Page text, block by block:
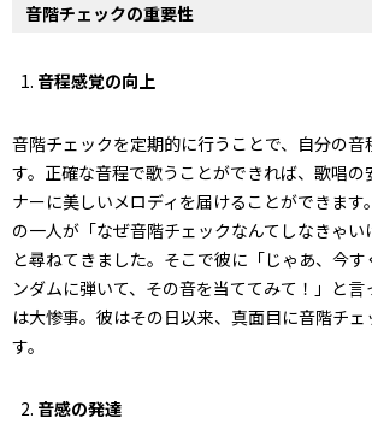
音階チェックの重要性
音程感覚の向上
音階チェックを定期的に行うことで、自分の音
す。正確な音程で歌うことができれば、歌唱の
ナーに美しいメロディを届けることができます
の一人が「なぜ音階チェックなんてしなきゃい
と尋ねてきました。そこで彼に「じゃあ、今す
ンダムに弾いて、その音を当ててみて！」と言
は大惨事。彼はその日以来、真面目に音階チェ
す。
音感の発達